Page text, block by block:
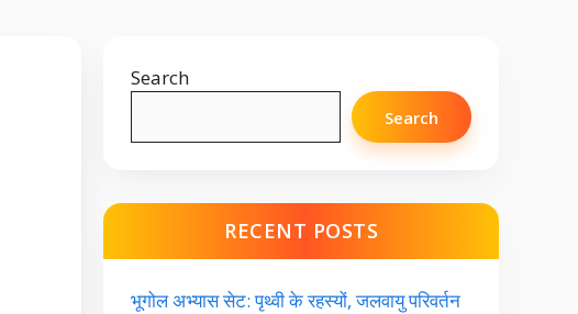
Search
Search
RECENT POSTS
भूगोल अभ्यास सेट: पृथ्वी के रहस्यों, जलवायु परिवर्तन